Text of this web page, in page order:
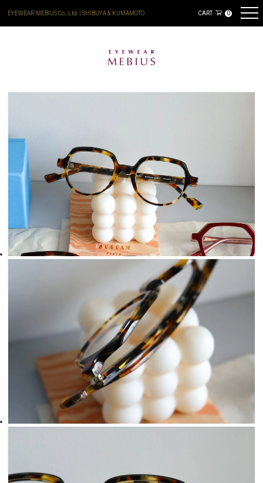
EYEWEAR MEBIUS Co., Ltd. | SHIBUYA & KUMAMOTO CART 0